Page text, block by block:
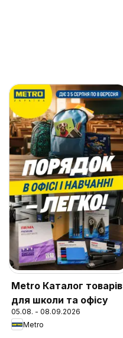
Metro Каталог товарів
для школи та офісу
05.08. - 08.09.2026
Metro